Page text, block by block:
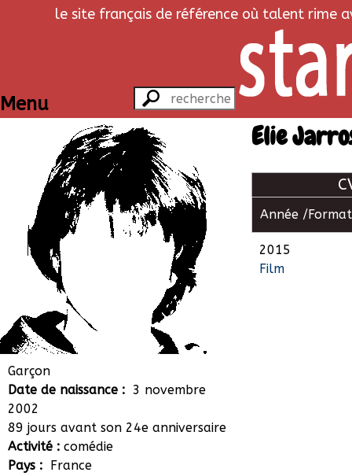
le site français de référence où talent rime
Menu
Elie Jarrosson
Garçon
Date de naissance : 3 novembre
2002
89 jours avant son 24e anniversaire
Activité : comédie
Pays : France
Elie
Année / Format
2015
Film